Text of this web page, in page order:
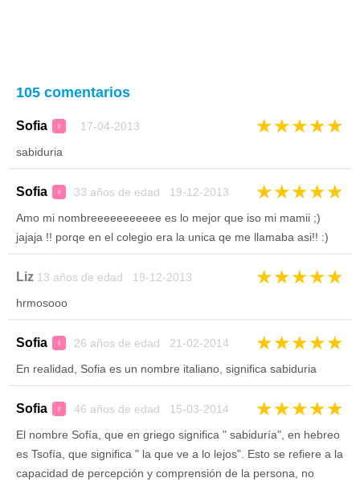
105 comentarios
Sofia ♀ 17-04-2013 ★★★★★
sabiduria
Sofia ♀ 33 años de edad 19-12-2013 ★★★★★
Amo mi nombreeeeeeeeeee es lo mejor que iso mi mamii ;)
jajaja !! porqe en el colegio era la unica qe me llamaba asi!! :)
Liz 13 años de edad 19-12-2013 ★★★★★
hrmosooo
Sofia ♀ 26 años de edad 21-02-2014 ★★★★★
En realidad, Sofia es un nombre italiano, significa sabiduria
Sofia ♀ 46 años de edad 15-03-2014 ★★★★★
El nombre Sofía, que en griego significa " sabiduría", en hebreo
es Tsofía, que significa " la que ve a lo lejos". Esto se refiere a la
capacidad de percepción y comprensión de la persona, no